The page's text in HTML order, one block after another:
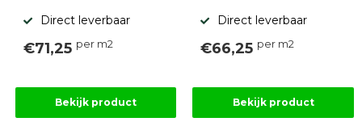
Direct leverbaar
€71,25 per m2
Bekijk product
Direct leverbaar
€66,25 per m2
Bekijk product